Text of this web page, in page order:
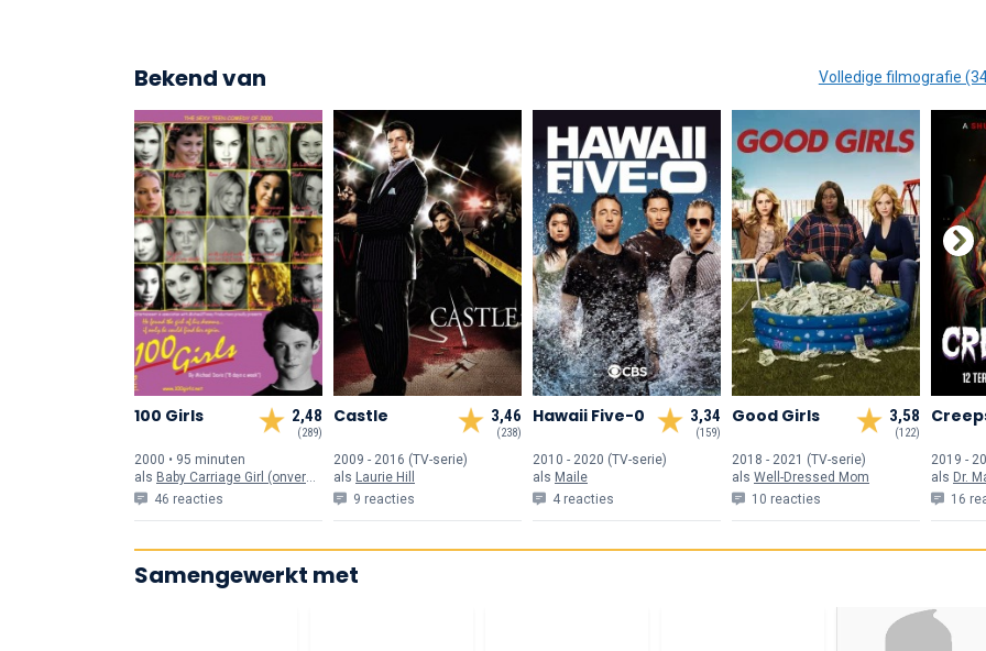
Bekend van Volledige filmografie
2,48
(289)
100 Girls
2000 • 95 minuten
als Baby Carriage Girl (onvermeld)
46 reacties
3,46
(238)
Castle
2009 - 2016 (TV-serie)
als Laurie Hill
9 reacties
3,34
(159)
Hawaii Five-0
2010 - 2020 (TV-serie)
als Maile
4 reacties
3,58
(122)
Good Girls
2018 - 2021 (TV-serie)
als Well-Dressed Mom
10 reacties
2019 -
als Dr.
16
Samengewerkt met